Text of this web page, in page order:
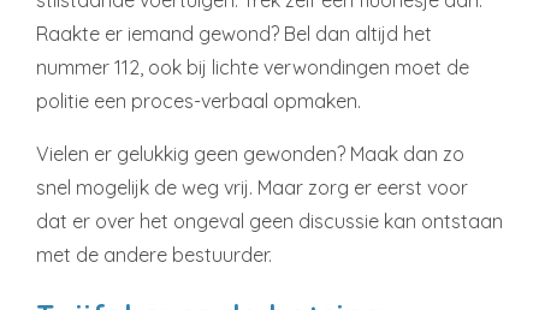
Raakte er iemand gewond? Bel dan altijd het
nummer 112, ook bij lichte verwondingen moet de
politie een proces-verbaal opmaken.
Vielen er gelukkig geen gewonden? Maak dan zo
snel mogelijk de weg vrij. Maar zorg er eerst voor
dat er over het ongeval geen discussie kan ontstaan
met de andere bestuurder.